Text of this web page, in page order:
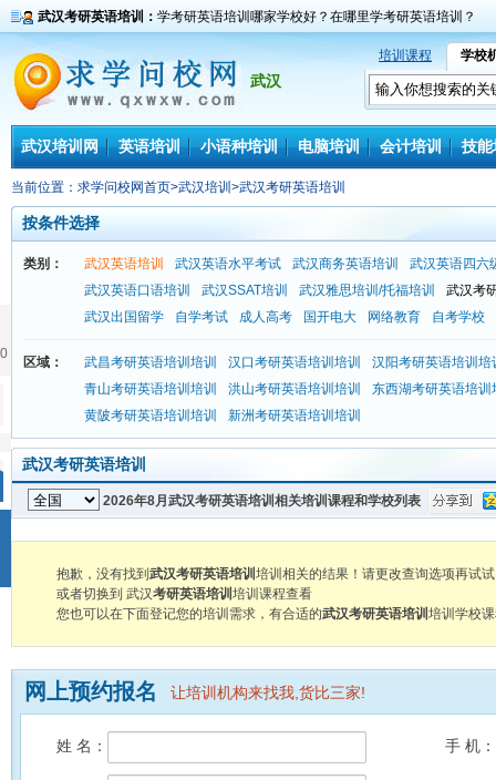
武汉考研英语培训： 学考研英语培训哪家学校好？在哪里学考研英语培训？
武汉
培训课程 学校
武汉培训网 英语培训 小语种培训 电脑培训 会计培训 技能
当前位置： 求学问校网首页>武汉培训 >武汉考研英语培训
按条件选择
类别： 武汉英语培训 武汉英语水平考试 武汉商务英语培训
武汉英语四六
武汉英语口语培训
武汉SSAT培训 武汉雅思培训/托福培训
武汉考
武汉出国留学
自学考试 成人高考 国开电大 网络教育 自考学校
区域： 武昌考研英语培训培训 汉口考研英语培训培训
汉阳考研英语培训培
青山考研英语培训培训
洪山考研英语培训培训
东西湖考研英语培训
黄陂考研英语培训培训
新洲考研英语培训培训
武汉考研英语培训
2026年8月武汉考研英语培训相关培训课程和学校列表
抱歉，没有找到 武汉考研英语培训 培训相关的结果！请更改查询选项再试
或者切换到 武汉考研英语培训 培训课程查看
您也可以在下面登记您的培训需求，有合适的武汉考研英语培训 培训学校
网上预约报名 让培训机构来找我,货比三家!
姓 名： 手 机：